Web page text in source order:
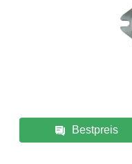
Bestpreis